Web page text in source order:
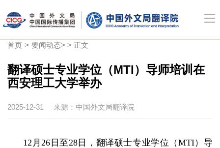
首页 > 要闻动态> > 正文
翻译硕士专业学位（MTI）导师培训在
西安理工大学举办
2025-12-31 来源：中国外文局翻译院
12月26日至28日，翻译硕士专业学位（MTI）导